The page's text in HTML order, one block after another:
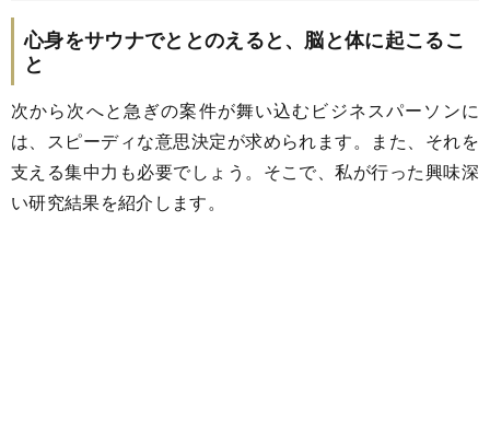
心身をサウナでととのえると、脳と体に起こるこ
と
次から次へと急ぎの案件が舞い込むビジネスパーソンに
は、スピーディな意思決定が求められます。また、それを
支える集中力も必要でしょう。そこで、私が行った興味深
い研究結果を紹介します。